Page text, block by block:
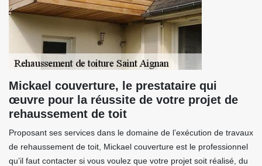
Mickael couverture, le prestataire qui
œuvre pour la réussite de votre projet de
rehaussement de toit
Proposant ses services dans le domaine de l’exécution de travaux
de rehaussement de toit, Mickael couverture est le professionnel
qu’il faut contacter si vous voulez que votre projet soit réalisé, du